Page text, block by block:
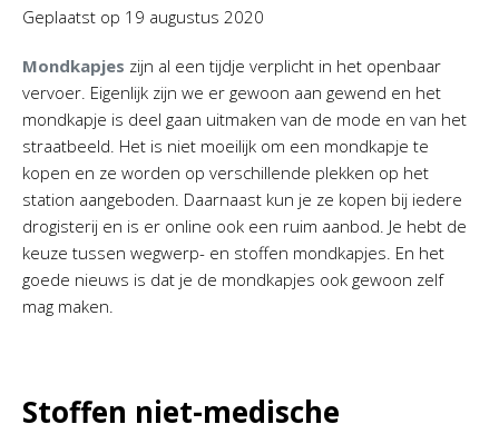
Geplaatst op 19 augustus 2020
Mondkapjes zijn al een tijdje verplicht in het openbaar
vervoer. Eigenlijk zijn we er gewoon aan gewend en het
mondkapje is deel gaan uitmaken van de mode en van het
straatbeeld. Het is niet moeilijk om een mondkapje te
kopen en ze worden op verschillende plekken op het
station aangeboden. Daarnaast kun je ze kopen bij iedere
drogisterij en is er online ook een ruim aanbod. Je hebt de
keuze tussen wegwerp- en stoffen mondkapjes. En het
goede nieuws is dat je de mondkapjes ook gewoon zelf
mag maken.
Stoffen niet-medische